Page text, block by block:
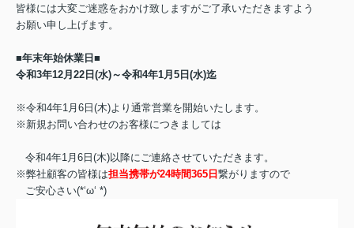
皆様には大変ご迷惑をおかけ致しますがご了承いただきますよう
お願い申し上げます。
■年末年始休業日■
令和3年12月22日(水)～令和4年1月5日(水)迄
※令和4年1月6日(木)より通常営業を開始いたします。
※新規お問い合わせのお客様につきましては
令和4年1月6日(木)以降にご連絡させていただきます。
※弊社顧客の皆様は担当携帯が24時間365日 繋がりますので
ご安心さい(*‘ω‘ *)